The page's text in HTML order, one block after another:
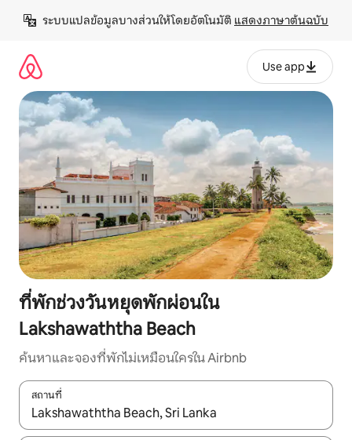
เนื้อหา
ระบบแปลข้อมูลบางส่วนให้โดยอัตโนมัติ แสดงภาษาต้นฉบับ
Use app
ที่พักช่วงวันหยุดพักผ่อนใน
Lakshawaththa Beach
ค้นหาและจองที่พักไม่เหมือนใครใน Airbnb
สถานที่
ใช้ลูกศรขึ้นลง หรือใช้การสัมผัสหรือปัด เพื่อสำรวจผลการค้นหา